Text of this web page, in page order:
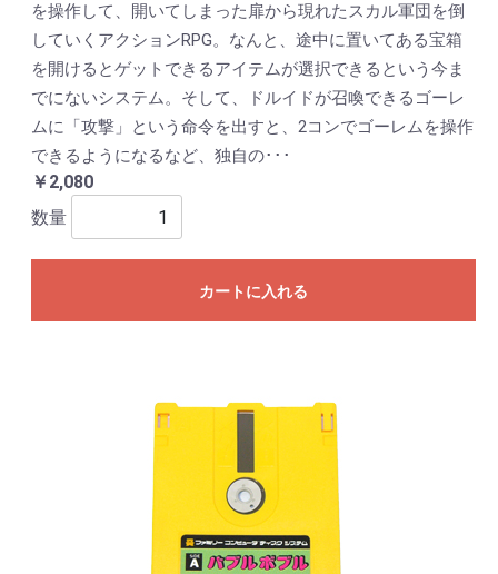
を操作して、開いてしまった扉から現れたスカル軍団を倒
していくアクションRPG。なんと、途中に置いてある宝箱
を開けるとゲットできるアイテムが選択できるという今ま
でにないシステム。そして、ドルイドが召喚できるゴーレ
ムに「攻撃」という命令を出すと、2コンでゴーレムを操作
できるようになるなど、独自の･･･
￥2,080
数量
カートに入れる